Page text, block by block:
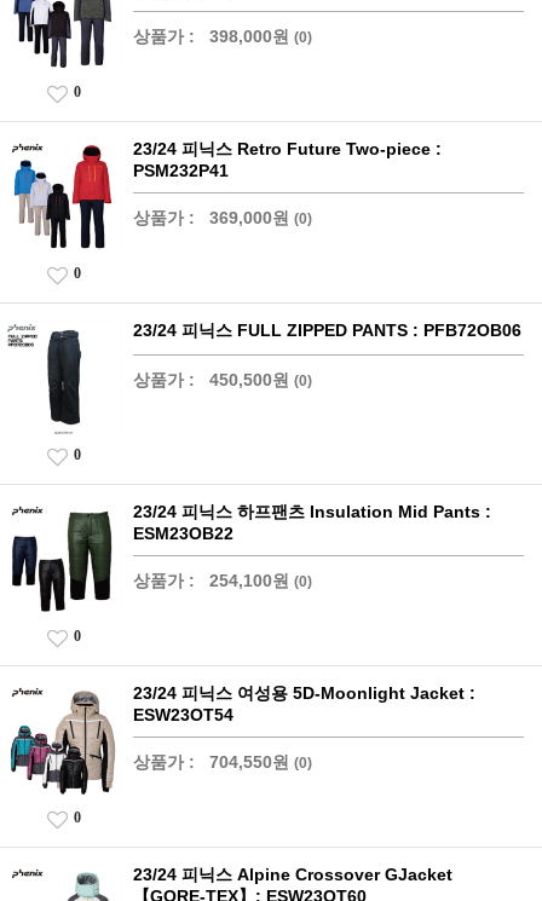
상품가 : 398,000원 (0)
0
23/24 피닉스 Retro Future Two-piece :
PSM232P41
상품가 : 369,000원 (0)
0
23/24 피닉스 FULL ZIPPED PANTS : PFB72OB06
상품가 : 450,500원 (0)
0
23/24 피닉스 하프팬츠 Insulation Mid Pants :
ESM23OB22
상품가 : 254,100원 (0)
0
23/24 피닉스 여성용 5D-Moonlight Jacket :
ESW23OT54
상품가 : 704,550원 (0)
0
23/24 피닉스 Alpine Crossover GJacket
【GORE-TEX】: ESW23OT60